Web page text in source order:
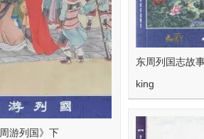
东周列国志故
king
游列国》下